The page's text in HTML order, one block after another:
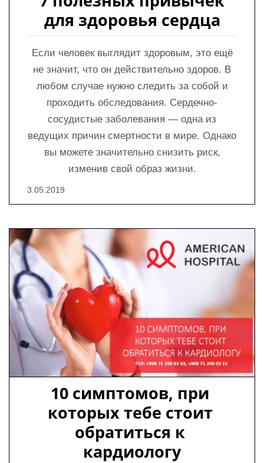
для здоровья сердца
Если человек выглядит здоровым, это ещё
не значит, что он действительно здоров. В
любом случае нужно следить за собой и
проходить обследования. Сердечно-
сосудистые заболевания — одна из
ведущих причин смертности в мире. Однако
вы можете значительно снизить риск,
изменив свой образ жизни.
3.05.2019
10 симптомов, при
которых тебе стоит
обратиться к
кардиологу